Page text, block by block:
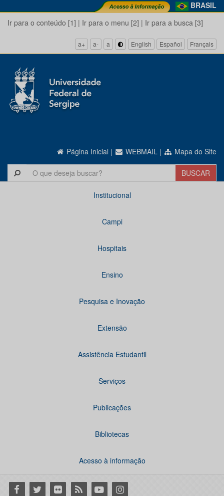
BRASIL
Ir para o conteúdo [1] | Ir para o menu [2] | Ir para a busca [3]
a+ a- a English Español Français
Página Inicial | WEBMAIL | Mapa do Site
Institucional
Campi
Hospitais
Ensino
Pesquisa e Inovação
Extensão
Assistência Estudantil
Serviços
Publicações
Bibliotecas
Acesso à informação
Facebook
Twitter Flickr RSS YoutubeInstagram